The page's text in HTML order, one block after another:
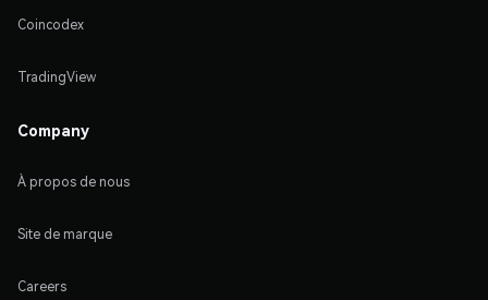
Coincodex
TradingView
Company
À propos de nous
Site de marque
Careers